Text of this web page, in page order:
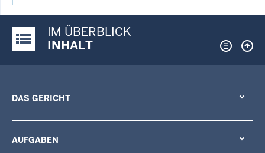
Justiz-Portal im Überblick:
IM ÜBERBLICK
INHALT
DAS GERICHT
AUFGABEN